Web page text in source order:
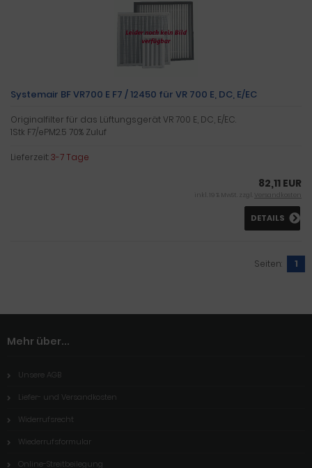
Systemair BF VR700 E F7 / 12450 für VR 700 E, DC, E/EC
Originalfilter für das Lüftungsgerät VR 700 E, DC, E/EC.
1Stk F7/ePM2.5 70% Zuluf
Lieferzeit:3-7 Tage
82,11 EUR
inkl. 19 % MwSt. zzgl. Versandkosten
DETAILS
Seiten: 1
Mehr über...
Unsere AGB
Liefer- und Versandkosten
Widerrufsrecht
Wiederrufsformular
Online-Streitbeilegung